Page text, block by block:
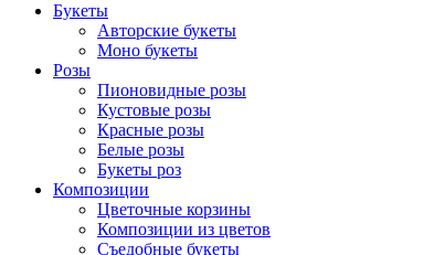
Букеты
Авторские букеты
Моно букеты
Розы
Пионовидные розы
Кустовые розы
Красные розы
Белые розы
Букеты роз
Композиции
Цветочные корзины
Композиции из цветов
Съедобные букеты